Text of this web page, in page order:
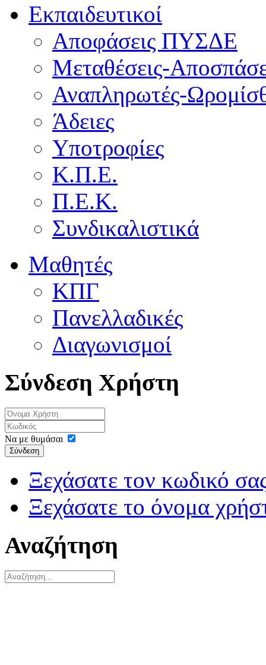
Εκπαιδευτικοί
Αποφάσεις ΠΥΣΔΕ
Μεταθέσεις-
Αναπληρωτές-
Άδειες
Υποτροφίες
Κ.Π.Ε.
Π.Ε.Κ.
Συνδικαλιστικά
Μαθητές
ΚΠΓ
Πανελλαδικές
Διαγωνισμοί
Σύνδεση Χρήστη
Να με θυμάσαι
Σύνδεση
Ξεχάσατε τον κωδικό
Ξεχάσατε το όνομα
Αναζήτηση